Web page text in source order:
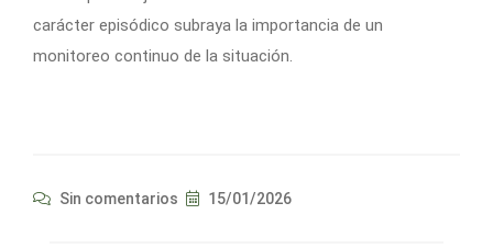
carácter episódico subraya la importancia de un
monitoreo continuo de la situación.
Sin comentarios 15/01/2026